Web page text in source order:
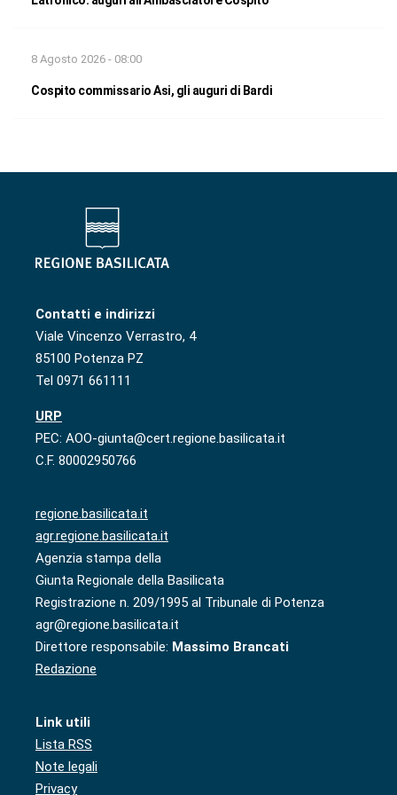
8 Agosto 2026 - 08:00
Cospito commissario Asi, gli auguri di Bardi
Contatti e indirizzi
Viale Vincenzo Verrastro, 4
85100 Potenza PZ
Tel 0971 661111
URP
PEC: AOO-giunta@cert.regione.basilicata.it
C.F. 80002950766
regione.basilicata.it
agr.regione.basilicata.it
Agenzia stampa della
Giunta Regionale della Basilicata
Registrazione n. 209/1995 al Tribunale di Potenza
agr@regione.basilicata.it
Direttore responsabile: Massimo Brancati
Redazione
Link utili
Lista RSS
Note legali
Privacy